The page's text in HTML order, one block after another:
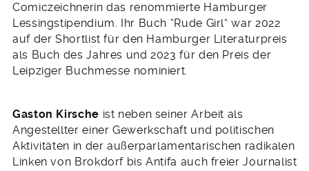
Comiczeichnerin das renommierte Hamburger
Lessingstipendium. Ihr Buch “Rude Girl“ war 2022
auf der Shortlist für den Hamburger Literaturpreis
als Buch des Jahres und 2023 für den Preis der
Leipziger Buchmesse nominiert.
Gaston Kirsche ist neben seiner Arbeit als
Angestellter einer Gewerkschaft und politischen
Aktivitäten in der außerparlamentarischen radikalen
Linken von Brokdorf bis Antifa auch freier Journalist